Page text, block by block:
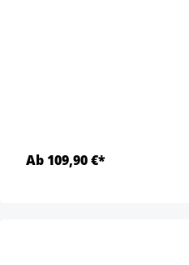
Ab 109,90 €*